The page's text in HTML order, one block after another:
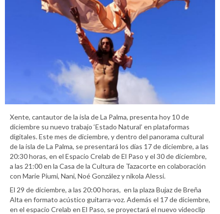
Xente, cantautor de la isla de La Palma, presenta hoy 10 de
diciembre su nuevo trabajo ‘Estado Natural’ en plataformas
digitales. Este mes de diciembre, y dentro del panorama cultural
de la isla de La Palma, se presentará los días 17 de diciembre, a las
20:30 horas, en el Espacio Crelab de El Paso y el 30 de diciembre,
a las 21:00 en la Casa de la Cultura de Tazacorte en colaboración
con Marie Piumi, Nani, Noé González y nikola Alessi.
El 29 de diciembre, a las 20:00 horas, en la plaza Bujaz de Breña
Alta en formato acústico guitarra-voz. Además el 17 de diciembre,
en el espacio Crelab en El Paso, se proyectará el nuevo videoclip